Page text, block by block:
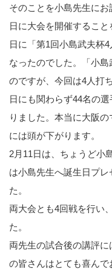
そのことを小島先生に
日に大会を開催するこ
日に「第1回小島武夫杯
なったのでした。「小
のですが、今回は4人打
日にも関わらず44名の
りました。本当に大阪
には頭が下がります。
2月11日は、ちょうど小
は小島先生へ誕生日プ
た。
両大会とも4回戦を行い
た。
両先生の試合後の講評
の皆さんはとても喜んで